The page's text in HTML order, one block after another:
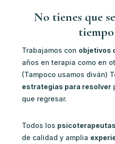
No tienes que
Trabajamos con objetivos
años en terapia como en
(Tampoco usamos diván)
estrategias para resolver
que regresar.
Todos los
de calidad y amplia